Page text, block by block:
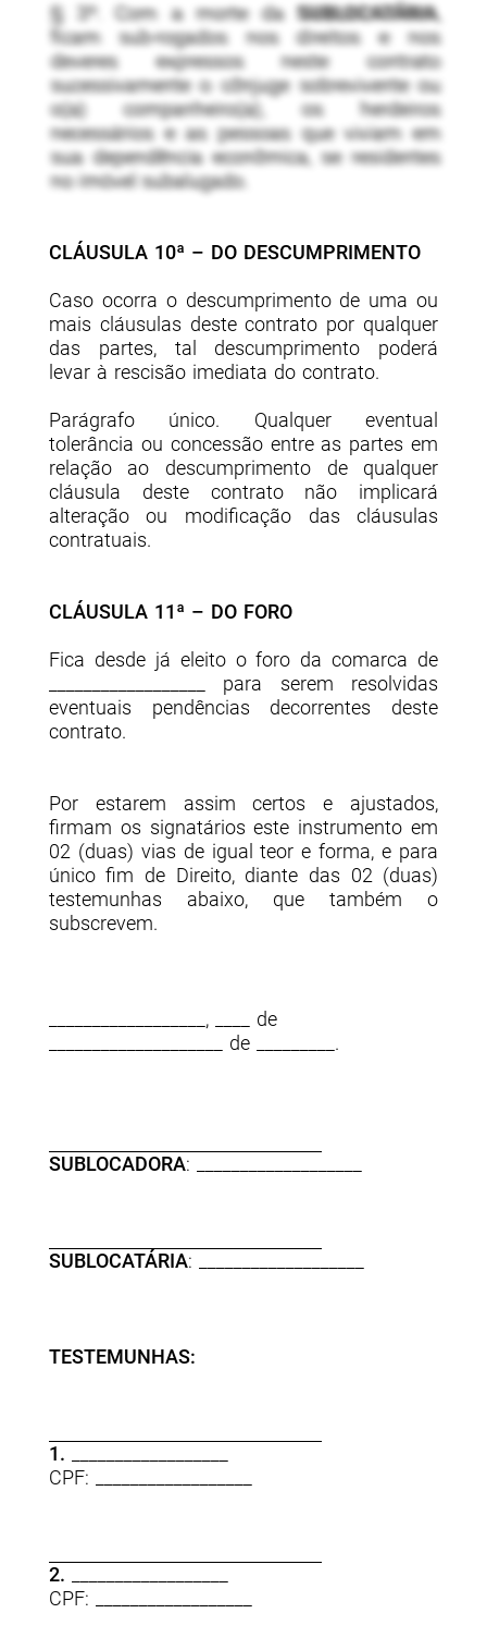
§ 3º. Com a morte da SUBLOCATÁRIA,
ficam sub-rogados nos direitos e nos
deveres expressos neste contrato
sucessivamente o cônjuge sobrevivente ou
o(a) companheiro(a), os herdeiros
necessários e as pessoas que viviam em
sua dependência econômica, se residentes
no imóvel subalugado.
CLÁUSULA 10ª – DO DESCUMPRIMENTO
Caso ocorra o descumprimento de uma ou
mais cláusulas deste contrato por qualquer
das partes, tal descumprimento poderá
levar à rescisão imediata do contrato.
Parágrafo único. Qualquer eventual
tolerância ou concessão entre as partes em
relação ao descumprimento de qualquer
cláusula deste contrato não implicará
alteração ou modificação das cláusulas
contratuais.
CLÁUSULA 11ª – DO FORO
Fica desde já eleito o foro da comarca de
__________________ para serem resolvidas
eventuais pendências decorrentes deste
contrato.
Por estarem assim certos e ajustados,
firmam os signatários este instrumento em
02 (duas) vias de igual teor e forma, e para
único fim de Direito, diante das 02 (duas)
testemunhas abaixo, que também o
subscrevem.
__________________, ____ de
____________________ de _________.
SUBLOCADORA: ___________________
SUBLOCATÁRIA: ___________________
TESTEMUNHAS:
1.
CPF: __________________
2.
CPF: __________________